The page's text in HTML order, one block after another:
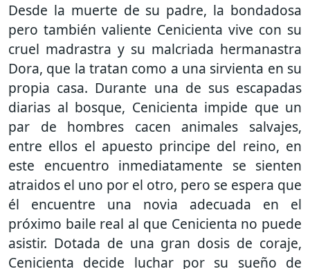
Desde la muerte de su padre, la bondadosa
pero también valiente Cenicienta vive con su
cruel madrastra y su malcriada hermanastra
Dora, que la tratan como a una sirvienta en su
propia casa. Durante una de sus escapadas
diarias al bosque, Cenicienta impide que un
par de hombres cacen animales salvajes,
entre ellos el apuesto principe del reino, en
este encuentro inmediatamente se sienten
atraidos el uno por el otro, pero se espera que
él encuentre una novia adecuada en el
próximo baile real al que Cenicienta no puede
asistir. Dotada de una gran dosis de coraje,
Cenicienta decide luchar por su sueño de